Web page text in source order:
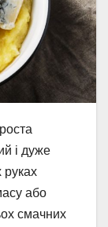
і дуже
руках
або
смачних